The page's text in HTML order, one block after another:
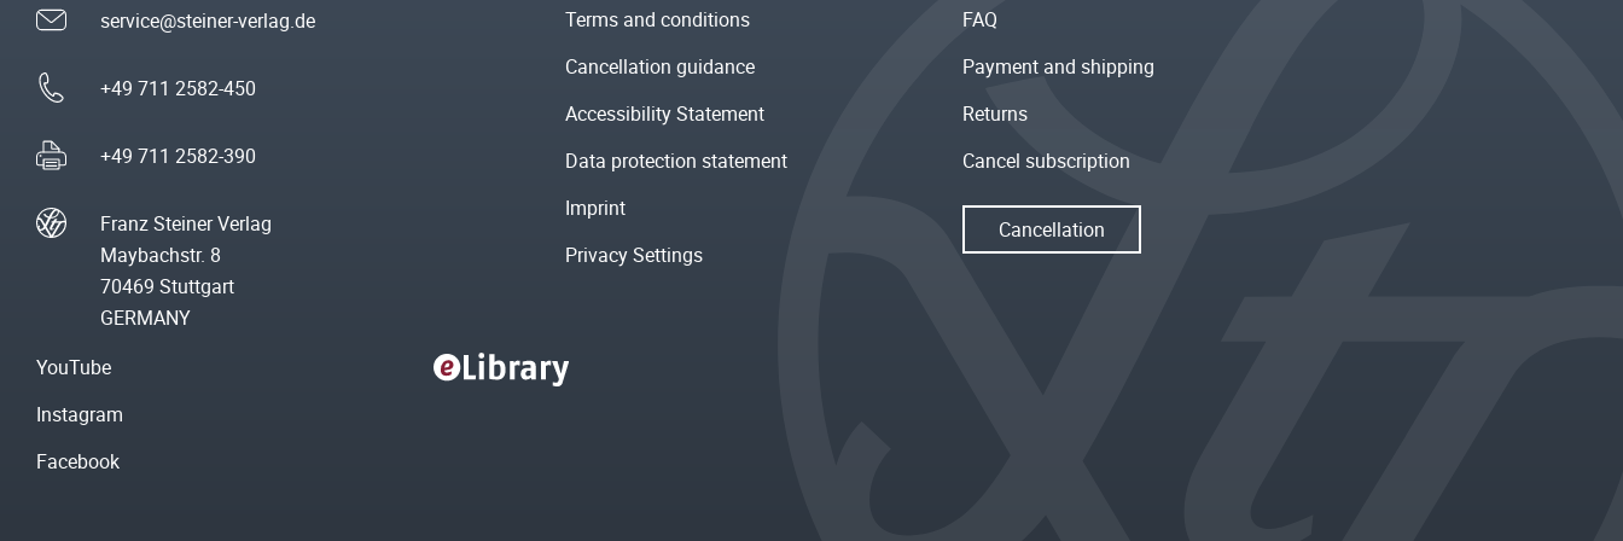
service@steiner-verlag.de
+49 711 2582-450
+49 711 2582-390
Franz Steiner Verlag
Maybachstr. 8
70469 Stuttgart
GERMANY
Terms and conditions
Cancellation guidance
Accessibility Statement
Data protection statement
Imprint
Privacy Settings
FAQ
Payment and shipping
Returns
Cancel subscription
Cancellation
YouTube
Instagram
Facebook